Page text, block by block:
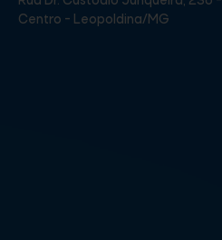
Centro - Leopoldina/MG